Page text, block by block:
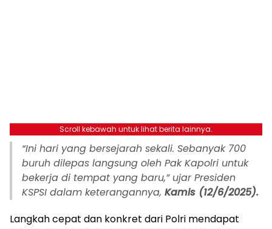
Scroll kebawah untuk lihat berita lainnya.
“Ini hari yang bersejarah sekali. Sebanyak 700
buruh dilepas langsung oleh Pak Kapolri untuk
bekerja di tempat yang baru,”ujar Presiden
KSPSI dalam keterangannya, Kamis (12/6/2025).
Langkah cepat dan konkret dari Polri mendapat